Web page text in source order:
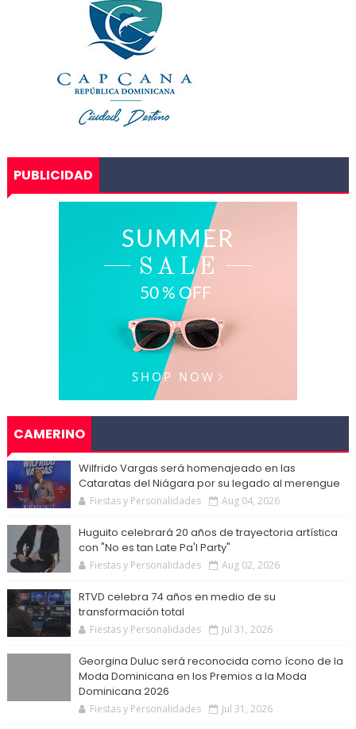
PUBLICIDAD
CAMERINO
Wilfrido Vargas será homenajeado en las
Cataratas del Niágara por su legado al merengue
Fiestas y Personalidades Aug 04, 2026
Huguito celebrará 20 años de trayectoria artística
con "No es tan Late Pa'l Party"
Fiestas y Personalidades Aug 02, 2026
RTVD celebra 74 años en medio de su
transformación total
Fiestas y Personalidades Jul 31, 2026
Georgina Duluc será reconocida como ícono de la
Moda Dominicana en los Premios a la Moda
Dominicana 2026
Fiestas y Personalidades Jul 31, 2026